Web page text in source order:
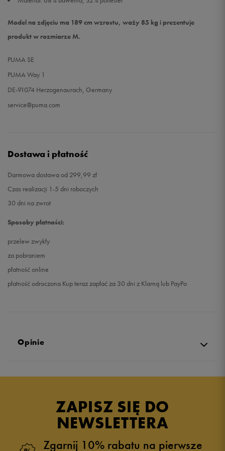
Model na zdjęciu ma 189 cm wzrostu, waży 85 kg i prezentuje
produkt w rozmiarze M.
PUMA SE
PUMA Way 1
DE-91074 Herzogenaurach, Germany
service@puma.com
Dostawa i płatność
Darmowa dostawa od 299,99 zł
Czas realizacji 1-5 dni roboczych
30 dni na zwrot
Sposoby płatności:
przelew zwykły
za pobraniem
płatność online
płatność odroczona Kup teraz zapłać za 30 dni z Klarną lub PayPo
Opinie
5.0
zebranych i zweryfikowanych przez
ZAPISZ SIĘ DO
NEWSLETTERA
Zgarnij 10% rabatu na pierwsze